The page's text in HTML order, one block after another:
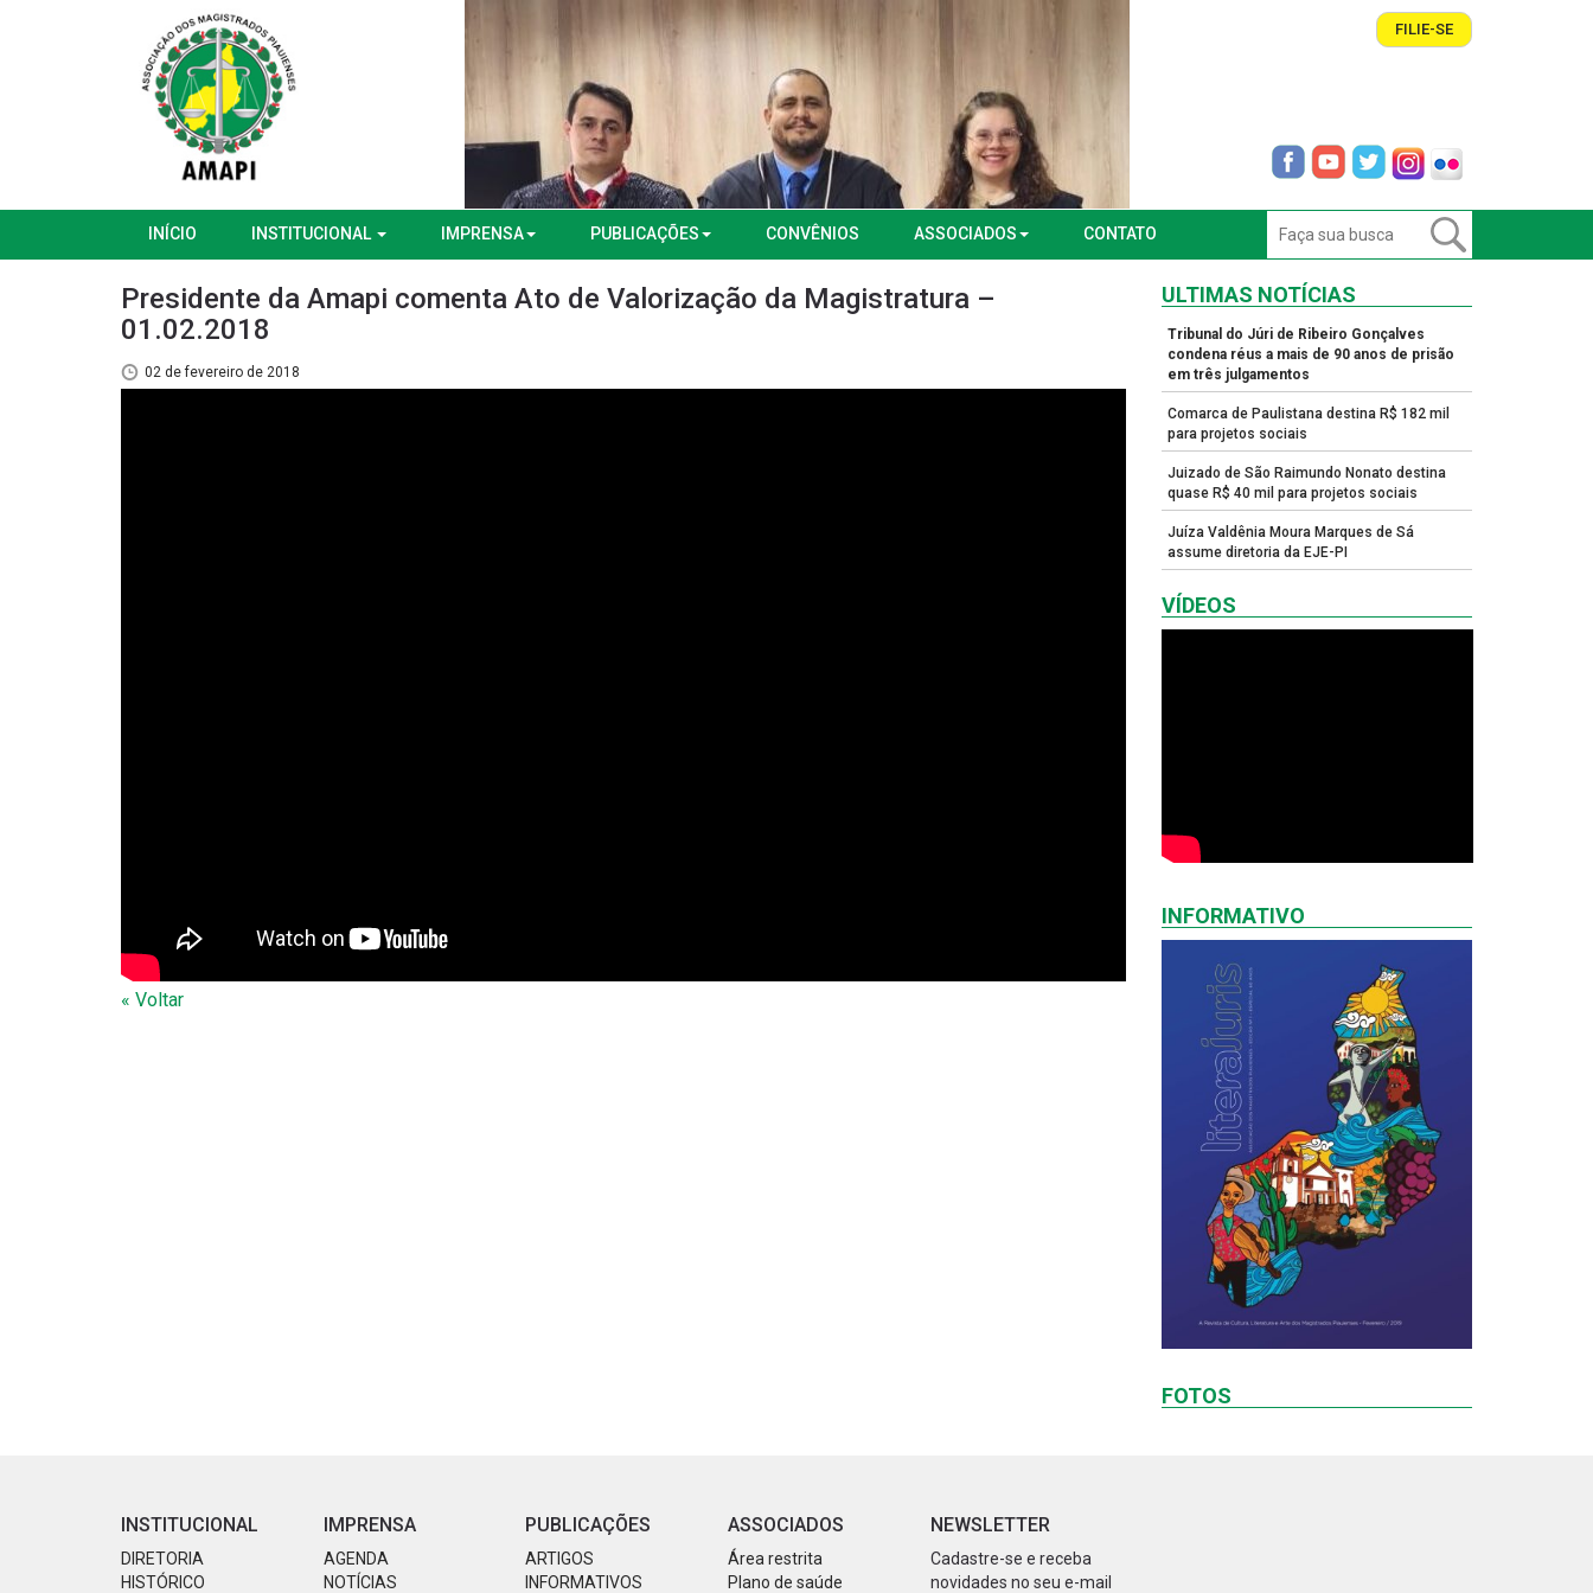
FILIE-SE
INÍCIO INSTITUCIONAL IMPRENSA PUBLICAÇÕES CONVÊNIOS ASSOCIADOS CONTATO
Presidente da Amapi comenta Ato de Valorização da Magistratura –
01.02.2018
02 de fevereiro de 2018
« Voltar
ULTIMAS NOTÍCIAS
Tribunal do Júri de Ribeiro Gonçalves
condena réus a mais de 90 anos de prisão
em três julgamentos
Comarca de Paulistana destina R$ 182 mil
para projetos sociais
Juizado de São Raimundo Nonato destina
quase R$ 40 mil para projetos sociais
Juíza Valdênia Moura Marques de Sá
assume diretoria da EJE-PI
VÍDEOS
INFORMATIVO
FOTOS
INSTITUCIONAL
DIRETORIA
HISTÓRICO
IMPRENSA
AGENDA
NOTÍCIAS
PUBLICAÇÕES
ARTIGOS
INFORMATIVOS
ASSOCIADOS
Área restrita
Plano de saúde
NEWSLETTER
Cadastre-se e receba
novidades no seu e-mail